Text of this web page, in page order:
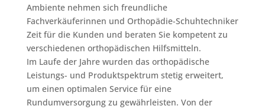
Ambiente nehmen sich freundliche
Fachverkäuferinnen und Orthopädie-Schuhtechniker
Zeit für die Kunden und beraten Sie kompetent zu
verschiedenen orthopädischen Hilfsmitteln.
Im Laufe der Jahre wurden das orthopädische
Leistungs- und Produktspektrum stetig erweitert,
um einen optimalen Service für eine
Rundumversorgung zu gewährleisten. Von der